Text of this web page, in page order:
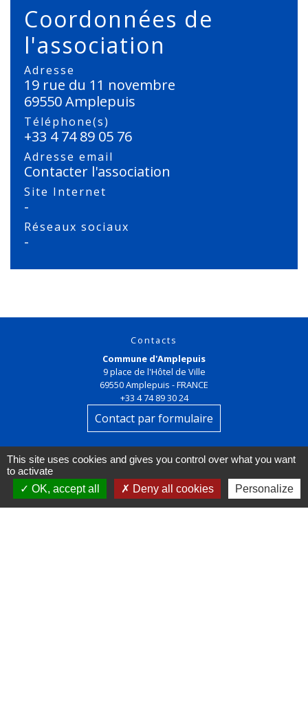
Coordonnées de
l'association
Adresse
19 rue du 11 novembre
69550 Amplepuis
Téléphone(s)
+33 4 74 89 05 76
Adresse email
Contacter l'association
Site Internet
-
Réseaux sociaux
-
Contacts
Commune d'Amplepuis
9 place de l'Hôtel de Ville
69550 Amplepuis - FRANCE
+33 4 74 89 30 24
Contact par formulaire
This site uses cookies and gives you control over what you want
to activate
OK, accept all
Deny all cookies Personalize